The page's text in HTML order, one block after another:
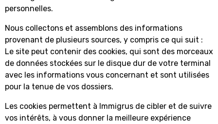
personnelles.
Nous collectons et assemblons des informations
provenant de plusieurs sources, y compris ce qui suit :
Le site peut contenir des cookies, qui sont des morceaux
de données stockées sur le disque dur de votre terminal
avec les informations vous concernant et sont utilisées
pour la tenue de vos dossiers.
Les cookies permettent à Immigrus de cibler et de suivre
vos intérêts, à vous donner la meilleure expérience